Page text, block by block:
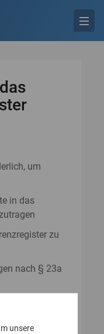
um
in das
zu
nach § 23a
unsere